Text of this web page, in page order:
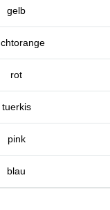
gelb
rot
tuerkis
pink
blau